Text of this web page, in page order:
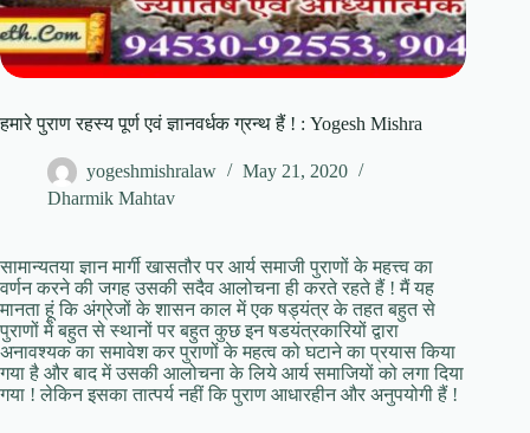
हमारे पुराण रहस्य पूर्ण एवं ज्ञानवर्धक ग्रन्थ हैं ! : Yogesh Mishra
yogeshmishralaw
May 21, 2020
Dharmik Mahtav
सामान्यतया ज्ञान मार्गी खासतौर पर आर्य समाजी पुराणों के महत्त्व का
वर्णन करने की जगह उसकी सदैव आलोचना ही करते रहते हैं ! मैं यह
मानता हूं कि अंग्रेजों के शासन काल में एक षड्यंत्र के तहत बहुत से
पुराणों में बहुत से स्थानों पर बहुत कुछ इन षडयंत्रकारियों द्वारा
अनावश्यक का समावेश कर पुराणों के महत्व को घटाने का प्रयास किया
गया है और बाद में उसकी आलोचना के लिये आर्य समाजियों को लगा दिया
गया ! लेकिन इसका तात्पर्य नहीं कि पुराण आधारहीन और अनुपयोगी हैं !